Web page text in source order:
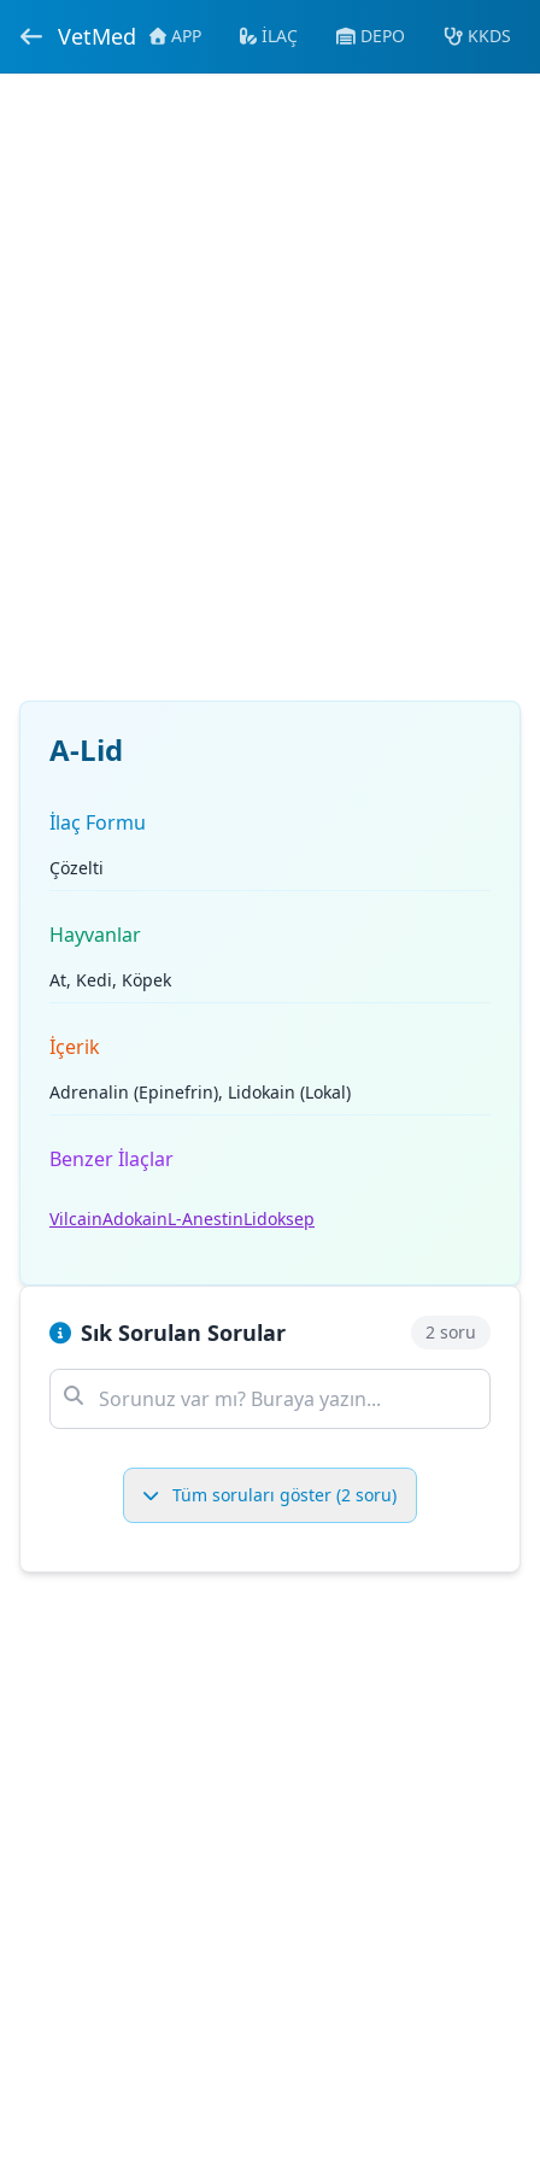
VetMed APP İLAÇ DEPO KKDS
A-Lid
İlaç Formu
Çözelti
Hayvanlar
At, Kedi, Köpek
İçerik
Adrenalin (Epinefrin), Lidokain (Lokal)
Benzer İlaçlar
VilcainAdokainL-AnestinLidoksep
Sık Sorulan Sorular 2 soru
Tüm soruları göster (2 soru)